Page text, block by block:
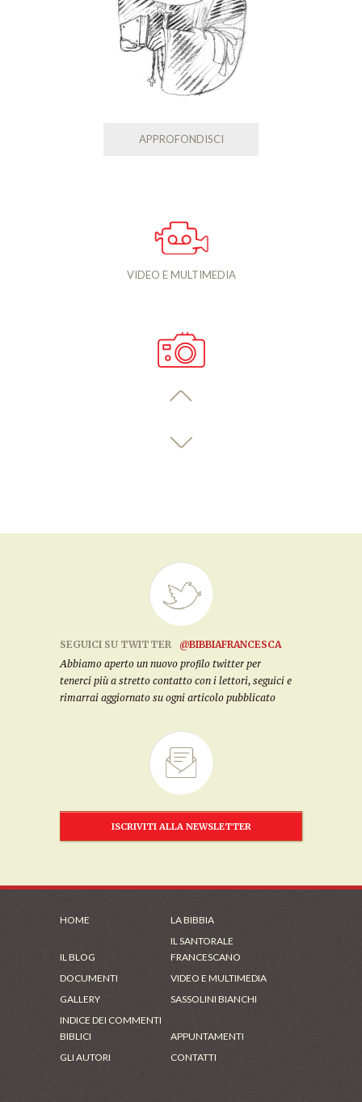
APPROFONDISCI
VIDEO E MULTIMEDIA
SEGUICI SU TWITTER
@BIBBIAFRANCESCA
Abbiamo aperto un nuovo profilo twitter per
tenerci più a stretto contatto con i lettori, seguici e
rimarrai aggiornato su ogni articolo pubblicato
ISCRIVITI ALLA NEWSLETTER
HOME LA BIBBIA
IL BLOG
IL SANTORALE
FRANCESCANO
DOCUMENTI
VIDEO E MULTIMEDIA
GALLERY
SASSOLINI BIANCHI
INDICE DEI COMMENTI
BIBLICI
APPUNTAMENTI
GLI AUTORI
CONTATTI